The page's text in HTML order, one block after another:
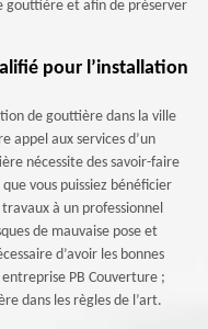
gouttière et afin de préserver
pour l’installation
de gouttière dans la ville
appel aux services d’un
nécessite des savoir-faire
vous puissiez bénéficier
à un professionnel
de mauvaise pose et
d’avoir les bonnes
PB Couverture ;
dans les règles de l’art.